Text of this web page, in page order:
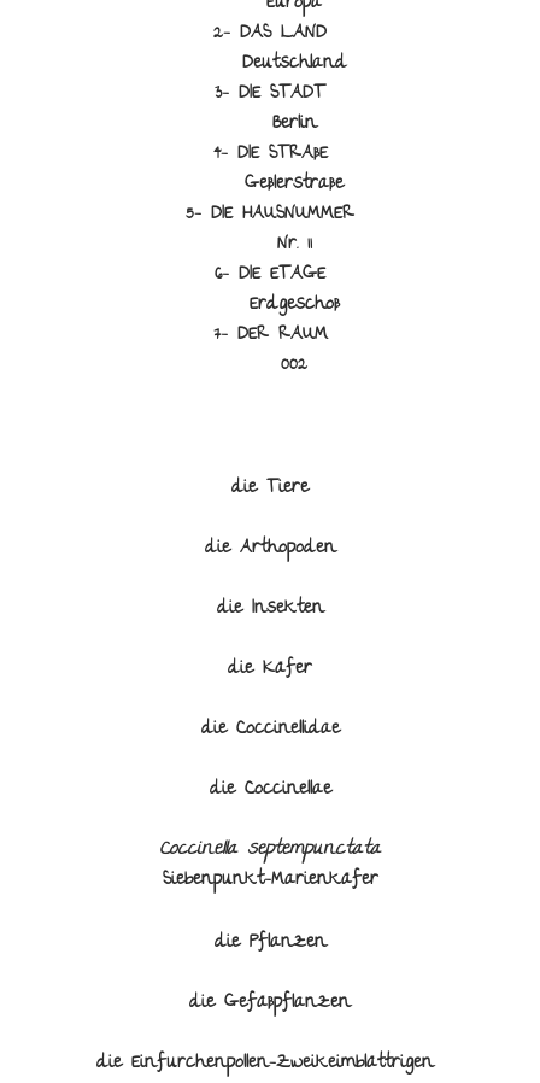
2- DAS LAND
Deutschland
3- DIE STADT
Berlin
4- DIE STRAßE
Geßlerstraße
5- DIE HAUSNUMMER
Nr. 11
6- DIE ETAGE
Erdgeschoß
7- DER RAUM
002
die Tiere
die Arthopoden
die Insekten
die Käfer
die Coccinellidae
die Coccinellae
Coccinella septempunctata
Siebenpunkt-Marienkäfer
die Pflanzen
die Gefäßpflanzen
die Einfurchenpollen-Zweikeimblättrigen